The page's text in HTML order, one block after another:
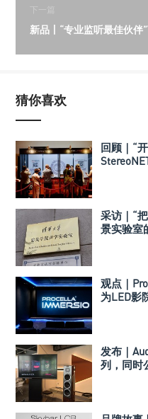
下一篇
新品丨“专业监听最佳伙伴
猜你喜欢
回顾｜“
采访｜“
景实验室
观点｜
为LED影
发布｜
列，同时